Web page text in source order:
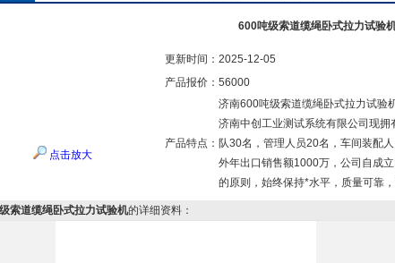
600吨级索道缆绳卧式拉力试验
点击放大
更新时间： 2025-12-05
产品报价： 56000
产品特点：
济南600吨级索道缆绳卧式拉力试验
济南中创工业测试系统有限公司现
队30名，管理人员20名，车间装配
外年出口销售额1000万，公司自成
的原则，始终保持*水平，质量可靠
索道缆绳卧式拉力试验机的详细资料：